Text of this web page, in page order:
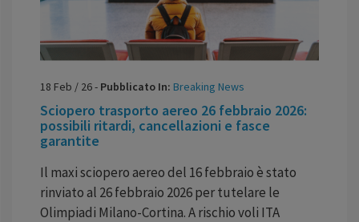
18 Feb / 26- Pubblicato In: Breaking News
Sciopero trasporto aereo 26 febbraio 2026:
possibili ritardi, cancellazioni e fasce
garantite
Il maxi sciopero aereo del 16 febbraio è stato
rinviato al 26 febbraio 2026 per tutelare le
Olimpiadi Milano-Cortina. A rischio voli ITA